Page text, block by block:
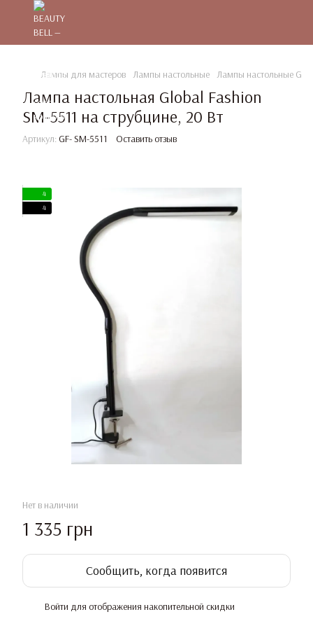
Лампы для мастеров Лампы настольные Лампы настольные
Лампа настольная Global Fashion
SM-5511 на струбцине, 20 Вт
Артикул: GF- SM-5511 Оставить отзыв
4
4
Нет в наличии
1 335 грн
Сообщить, когда появится
Войти для отображения накопительной скидки